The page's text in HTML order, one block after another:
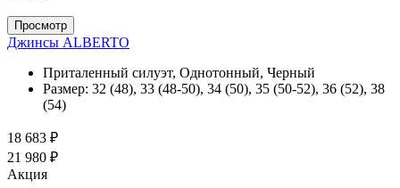
Просмотр
Джинсы ALBERTO
Приталенный силуэт, Однотонный, Черный
Размер: 32 (48), 33 (48-50), 34 (50), 35 (50-52), 36 (52), 38
(54)
18 683 ₽
21 980 ₽
Акция